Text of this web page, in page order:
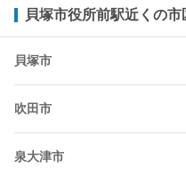
貝塚市役所前駅近くの
貝塚市
吹田市
泉大津市